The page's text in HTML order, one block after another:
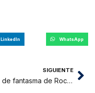
LinkedIn WhatsApp
SIGUIENTE
Foto de fantasma de Rocha en realidad fue un fraude